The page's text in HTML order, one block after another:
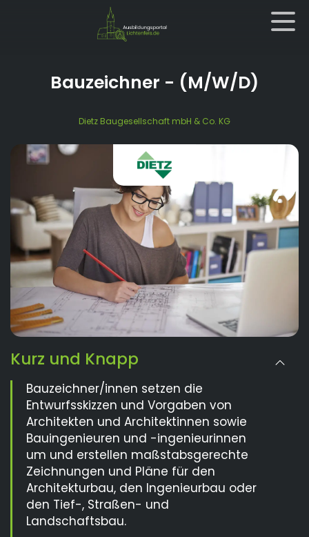
Bauzeichner - (M/W/D)
Dietz Baugesellschaft mbH & Co. KG
Kurz und Knapp
Bauzeichner/innen setzen die
Entwurfsskizzen und Vorgaben von
Architekten und Architektinnen sowie
Bauingenieuren und -ingenieurinnen
um und erstellen maßstabsgerechte
Zeichnungen und Pläne für den
Architekturbau, den Ingenieurbau oder
den Tief-, Straßen- und
Landschaftsbau.